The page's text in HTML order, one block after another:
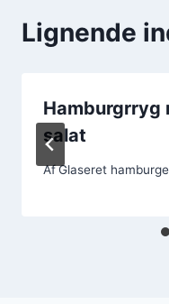
Lignende
Hamburgrryg
salat
AfGlaseret